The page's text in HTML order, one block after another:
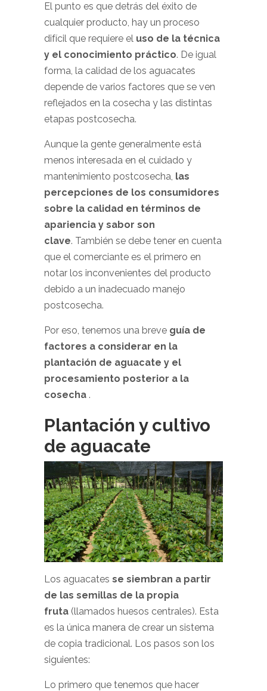
El punto es que detrás del éxito de
cualquier producto, hay un proceso
difícil que requiere el uso de la técnica
y el conocimiento práctico. De igual
forma, la calidad de los aguacates
depende de varios factores que se ven
reflejados en la cosecha y las distintas
etapas postcosecha.
Aunque la gente generalmente está
menos interesada en el cuidado y
mantenimiento postcosecha, las
percepciones de los consumidores
sobre la calidad en términos de
apariencia y sabor son
clave. También se debe tener en cuenta
que el comerciante es el primero en
notar los inconvenientes del producto
debido a un inadecuado manejo
postcosecha.
Por eso, tenemos una breve guía de
factores a considerar en la
plantación de aguacate y el
procesamiento posterior a la
cosecha .
Plantación y cultivo
de aguacate
Los aguacates se siembran a partir
de las semillas de la propia
fruta (llamados huesos centrales). Esta
es la única manera de crear un sistema
de copia tradicional. Los pasos son los
siguientes:
Lo primero que tenemos que hacer